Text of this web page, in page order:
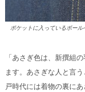
ポケットに入っているボー
「あさぎ色は、新撰組
ます。あさぎな人と言
戸時代には着物の裏に